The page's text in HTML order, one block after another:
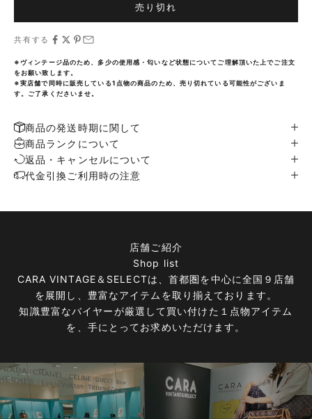
売り切れ
共有する
※ヴィンテージ品のため、多少の使用感・匂いなど状態についてご理解頂いた上でご注文
をお願い致します。
※実店舗で同時に販売している1点物の商品のため、売り切れている可能性がございま
す。ご了承くださいませ。
商品の発送時期に関して
商品ランクについて
返品・キャンセルについて
代金引換ご利用時の注意
店舗ご紹介
Shop list
CARA VINTAGE＆SELECTは、首都圏を中心に全国９店舗
を展開し、豊富なアイテムを取り揃えております。
知識豊富なバイヤーが厳選して買い付けた１点物アイテム
を、手にとってお求めいただけます。